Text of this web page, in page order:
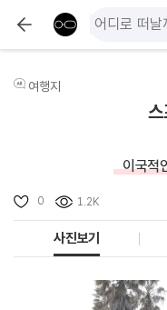
여행지
이국적
0 1.2K
사진보기